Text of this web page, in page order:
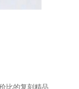
比的复刻精品